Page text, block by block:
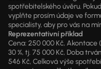
spotřebitelského úvěru.
vyplňte prosím údaje ve
specialisty, aby pro vás na
Reprezentativní příklad
Cena: 250 000 Kč,
30 %, tj. 75 000 Kč, Doba
546 Kč, Celková výše